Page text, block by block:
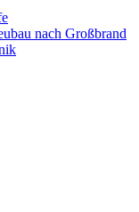
nach Großbrand